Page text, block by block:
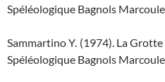
Spéléologique Bagnols
Sammartino Y. (1974). La
Spéléologique Bagnols